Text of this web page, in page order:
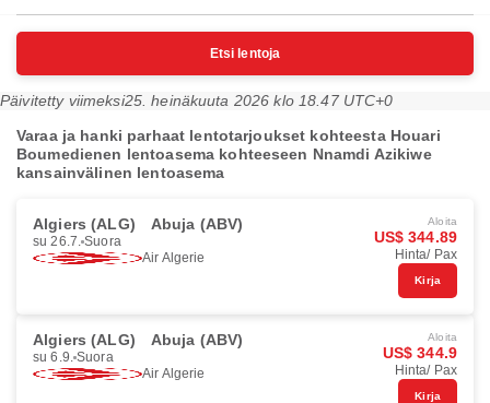
Etsi lentoja
Päivitetty viimeksi25. heinäkuuta 2026 klo 18.47 UTC+0
Varaa ja hanki parhaat lentotarjoukset kohteesta Houari
Boumedienen lentoasema kohteeseen Nnamdi Azikiwe
kansainvälinen lentoasema
Algiers (ALG) Abuja (ABV)
su 26.7. Suora
Air Algerie
Aloita
US$ 344.89
Hinta/ Pax
Kirja
Algiers (ALG) Abuja (ABV)
su 6.9. Suora
Air Algerie
Aloita
US$ 344.9
Hinta/ Pax
Kirja